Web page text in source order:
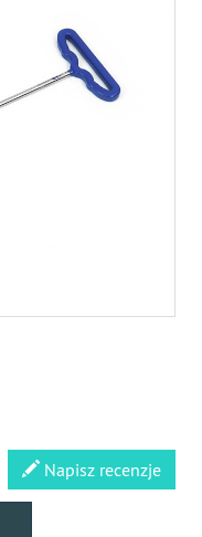
Napisz recenzje